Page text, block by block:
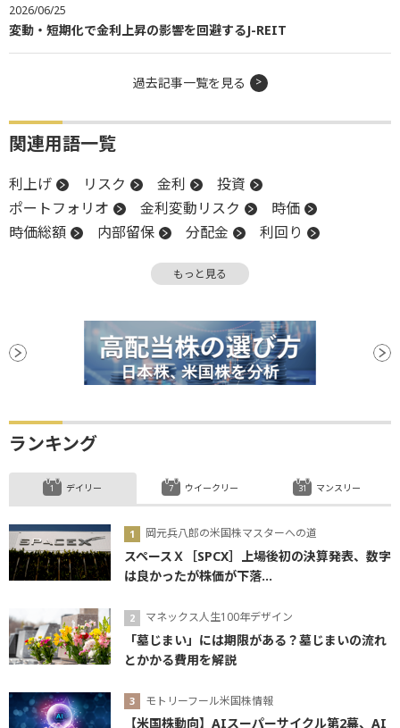
2026/06/25
変動・短期化で金利上昇の影響を回避するJ-REIT
過去記事一覧を見る
関連用語一覧
利上げ リスク 金利
投資
ポートフォリオ
金利変動リスク
時価
時価総額
内部留保 分配金
利回り
資金調達 J-REIT
もっと見る
ランキング
デイリー
岡元兵八郎の米国株マスターへの道
スペースＸ［SPCX］上場後初の決算発表、数字
は良かったが株価が下落...
マネックス人生100年デザイン
「墓じまい」には期限がある？墓じまいの流れ
とかかる費用を解説
モトリーフール米国株情報
【米国株動向】AIスーパーサイクル第2幕、AI
ウイークリー マンスリー